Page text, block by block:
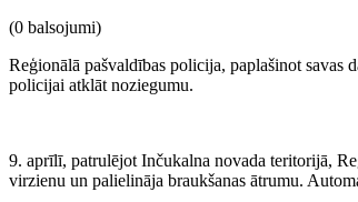
(0 balsojumi)
Reģionālā pašvaldības policija, paplašinot savas
policijai atklāt noziegumu.
9. aprīlī, patrulējot Inčukalna novada teritorijā,
virzienu un palielināja braukšanas ātrumu.